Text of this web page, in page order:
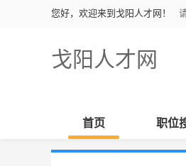
您好，欢迎来到戈阳人才网！
戈阳人才网
首页 职位